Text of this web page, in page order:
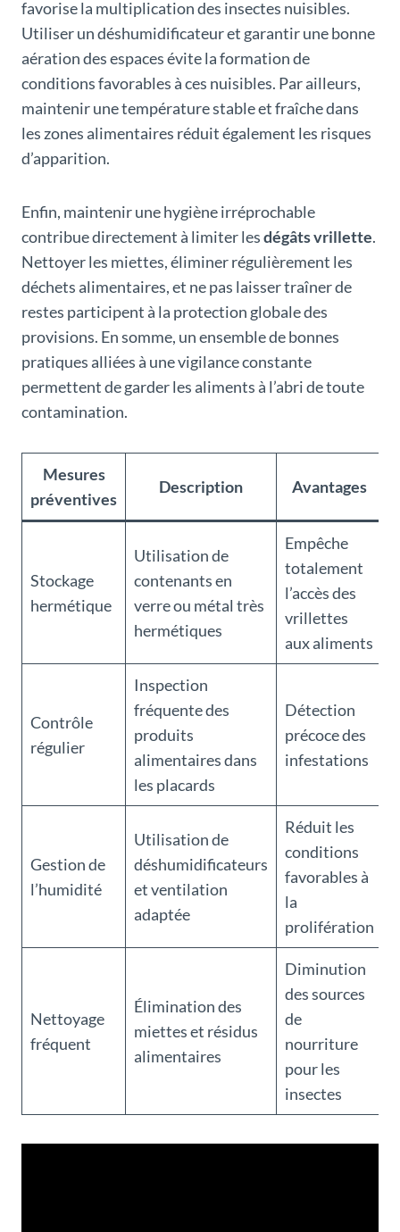
favorise la multiplication des insectes nuisibles.
Utiliser un déshumidificateur et garantir une bonne
aération des espaces évite la formation de
conditions favorables à ces nuisibles. Par ailleurs,
maintenir une température stable et fraîche dans
les zones alimentaires réduit également les risques
d’apparition.
Enfin, maintenir une hygiène irréprochable
contribue directement à limiter lesdégâts vrillette.
Nettoyer les miettes, éliminer régulièrement les
déchets alimentaires, et ne pas laisser traîner de
restes participent à la protection globale des
provisions. En somme, un ensemble de bonnes
pratiques alliées à une vigilance constante
permettent de garder les aliments à l’abri de toute
contamination.
Mesures
préventives
Description Avantages
Stockage
hermétique
Utilisation de
contenants en
verre ou métal très
hermétiques
Empêche
totalement
l’accès des
vrillettes
aux aliments
Contrôle
régulier
Inspection
fréquente des
produits
alimentaires dans
les placards
Détection
précoce des
infestations
Gestion de
l’humidité
Utilisation de
déshumidificateurs
et ventilation
adaptée
Réduit les
conditions
favorables à
la
prolifération
Nettoyage
fréquent
Élimination des
miettes et résidus
alimentaires
Diminution
des sources
de
nourriture
pour les
insectes